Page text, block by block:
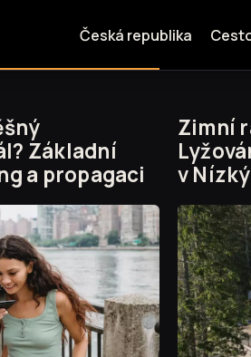
Česká republika
Základní
a propagaci
Zimní
v